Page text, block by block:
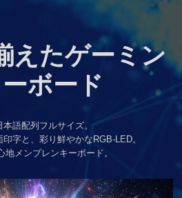
えたゲーミン
ボード
本語配列フルサイズ。
字と、彩り鮮やかなRGB-LED。
地メンブレンキーボード。